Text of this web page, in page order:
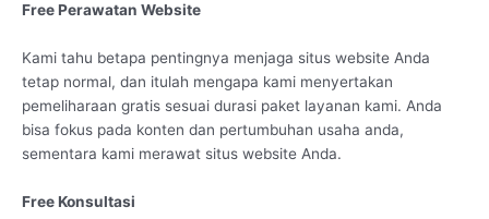
Free Perawatan Website
Kami tahu betapa pentingnya menjaga situs website Anda
tetap normal, dan itulah mengapa kami menyertakan
pemeliharaan gratis sesuai durasi paket layanan kami. Anda
bisa fokus pada konten dan pertumbuhan usaha anda,
sementara kami merawat situs website Anda.
Free Konsultasi